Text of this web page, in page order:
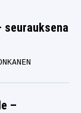
seurauksena
–